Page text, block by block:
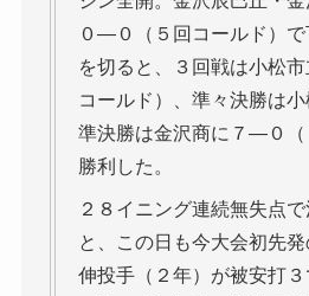
０―０（５回コールド）で
を切ると、３回戦は小松
コールド）、準々決勝は
準決勝は金沢商に７―０（
勝利した。
２８イニング連続無失点
と、この日も今大会初先
伸投手（２年）が被安打